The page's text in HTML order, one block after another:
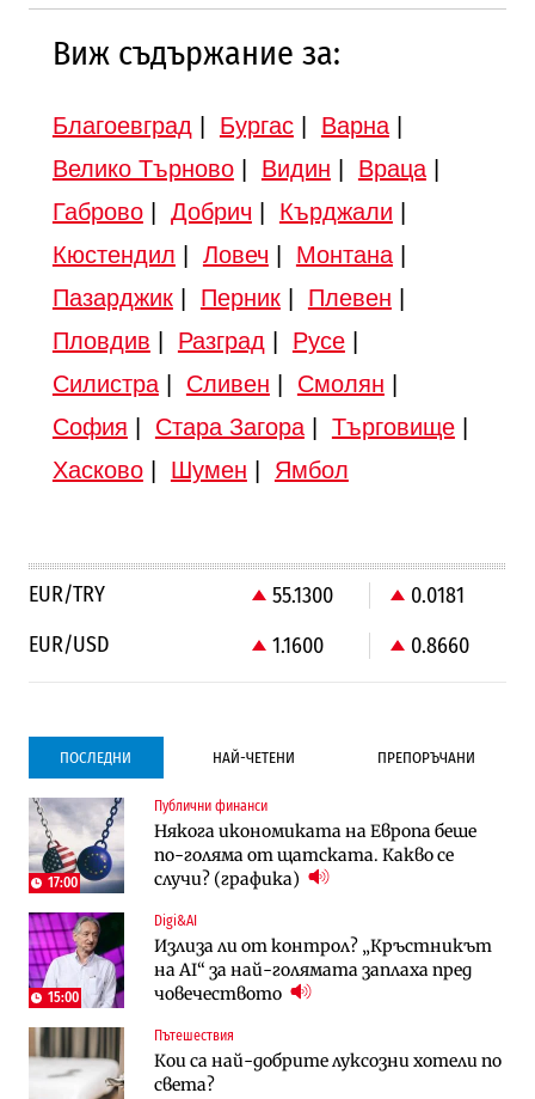
Виж съдържание за:
Благоевград Бургас| Варна|
Велико Търново| Видин Враца|
Габрово| Добрич Кърджали
Кюстендил
Ловеч Монтана|
Пазарджик| Перник| Плевен
Пловдив
Разград Русе|
Силистра| Сливен Смолян
София
Стара Загора| Търговище|
Хасково| Шумен Ямбол
EUR/TRY 55.1300
0.0181
EUR/USD
1.1600 0.8660
ПОСЛЕДНИ НАЙ-ЧЕТЕНИ ПРЕПОРЪЧАНИ
17:00
Публични финанси
Някога икономиката на Европа беше
по-голяма от щатската. Какво се
случи? (графика)
15:00
Digi&AI
Излиза ли от контрол? „Кръстникът
на AI“ за най-голямата заплаха пред
човечеството
Пътешествия
Кои са най-добрите луксозни хотели по
света?
Градоустройство
Столична община избра изпълнител за
преместването на трамвайното
трасе по бул. „Скобелев“
Компании
Vivacom предлага над 150 устройства с
90% отстъпка през август
Компании
„Ендуросат“ ще строи огромен
космически и отбранителен център в
Компании
Vivacom предлага над 150 устройства с
90% отстъпка през август
Градоустройство
Столична община избра изпълнител за
преместването на трамвайното
трасе по бул. „Скобелев“
Енергетика
Държавният ТЕЦ „Марица изток 2“
работи с 5 блока